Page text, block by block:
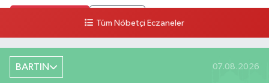
0 (378) 227 85 45
Tüm Nöbetçi Eczaneler
BARTIN 07.08.2026